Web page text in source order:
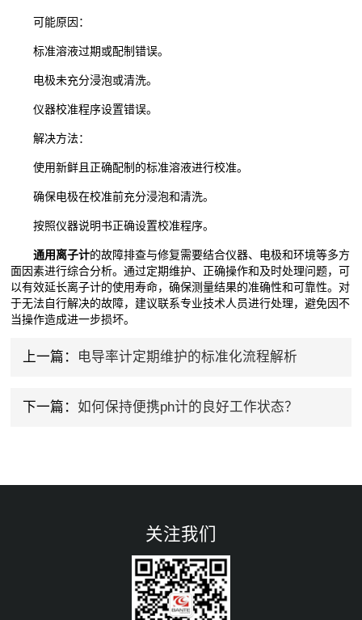
可能原因：​
标准溶液过期或配制错误。
电极未充分浸泡或清洗。
仪器校准程序设置错误。
解决方法：​
使用新鲜且正确配制的标准溶液进行校准。
确保电极在校准前充分浸泡和清洗。
按照仪器说明书正确设置校准程序。
通用离子计的故障排查与修复需要结合仪器、电极和环境等多方
面因素进行综合分析。通过定期维护、正确操作和及时处理问题，可
以有效延长离子计的使用寿命，确保测量结果的准确性和可靠性。对
于无法自行解决的故障，建议联系专业技术人员进行处理，避免因不
当操作造成进一步损坏。
上一篇： 电导率计定期维护的标准化流程解析
下一篇： 如何保持便携ph计的良好工作状态？
关注我们